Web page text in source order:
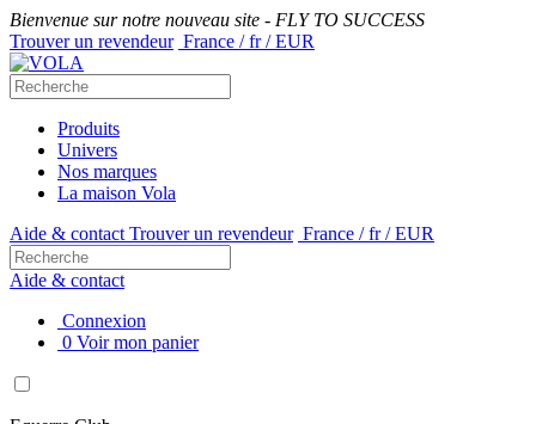
Bienvenue sur notre nouveau site - FLY TO SUCCESS
Trouver un revendeur France / fr / EUR
Produits
Univers
Nos marques
La maison Vola
Aide & contact Trouver un revendeur France / fr / EUR
Aide & contact
Connexion
0 Voir mon panier